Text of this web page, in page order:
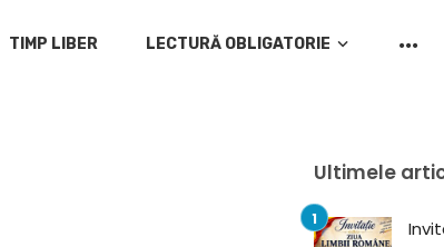
TIMP LIBER LECTURĂ OBLIGATORIE
Ultimele